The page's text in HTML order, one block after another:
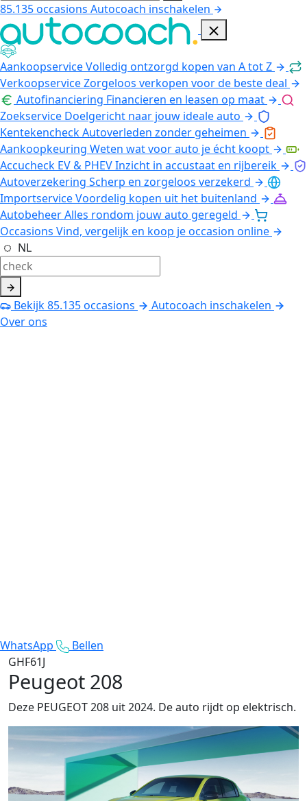
85.135occasions Autocoach inschakelen
AankoopserviceVolledig ontzorgd kopen van A tot Z
VerkoopserviceZorgeloos verkopen voor de beste deal
Autofinanciering Financieren en leasen op maat
Zoekservice Doelgericht naar jouw ideale auto
KentekencheckAutoverleden zonder geheimen
Aankoopkeuring Weten wat voor auto je écht koopt
Accucheck EV & PHEVInzicht in accustaat en rijbereik
Autoverzekering Scherp en zorgeloos verzekerd
ImportserviceVoordelig kopen uit het buitenland
AutobeheerAlles rondom jouw auto geregeld
Occasions Vind, vergelijk en koop je occasion online
NL
Bekijk85.135occasions
Autocoach inschakelen
Over ons
WhatsApp
Bellen
GHF61J
Peugeot 208
Deze PEUGEOT 208 uit 2024. De auto rijdt op elektrisch.